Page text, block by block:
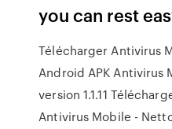
you can rest
Télécharger Antivirus
Android APK Antivirus
version 1.1.11
Antivirus Mobile -